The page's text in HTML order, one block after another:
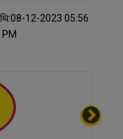
12-2023 05:56
PM